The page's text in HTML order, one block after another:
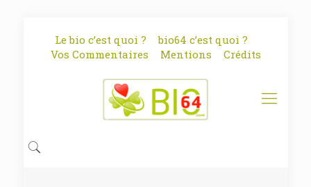
Le bio c’est quoi ?
bio64 c’est quoi ?
Vos Commentaires
Mentions Crédits